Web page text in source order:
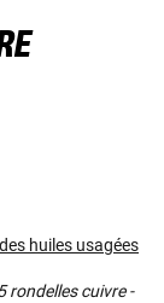
huiles usagées
rondelles cuivre -